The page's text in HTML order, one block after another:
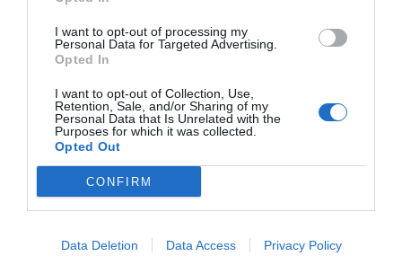
I want to opt-out of processing my
Personal Data for Targeted Advertising.
Opted In
I want to opt-out of Collection, Use,
Retention, Sale, and/or Sharing of my
Personal Data that Is Unrelated with the
Purposes for which it was collected.
Opted Out
CONFIRM
Data Deletion Data Access Privacy Policy
Το γεγονός εξάλλου ότι μπορούσε να παίξει το ίδιο
μεγάλη μπάλα εντός κι εκτός γηπέδου είναι πάλι ο ίδιος
που το έχει εξηγήσει καλύτερα από όλους:
«Δεν χρειαζόταν να επιλέξω ανάμεσα στο να περάσω
Μις κόσμος. Ευτυχώς μπορούσα να κάνω και τα δύο».